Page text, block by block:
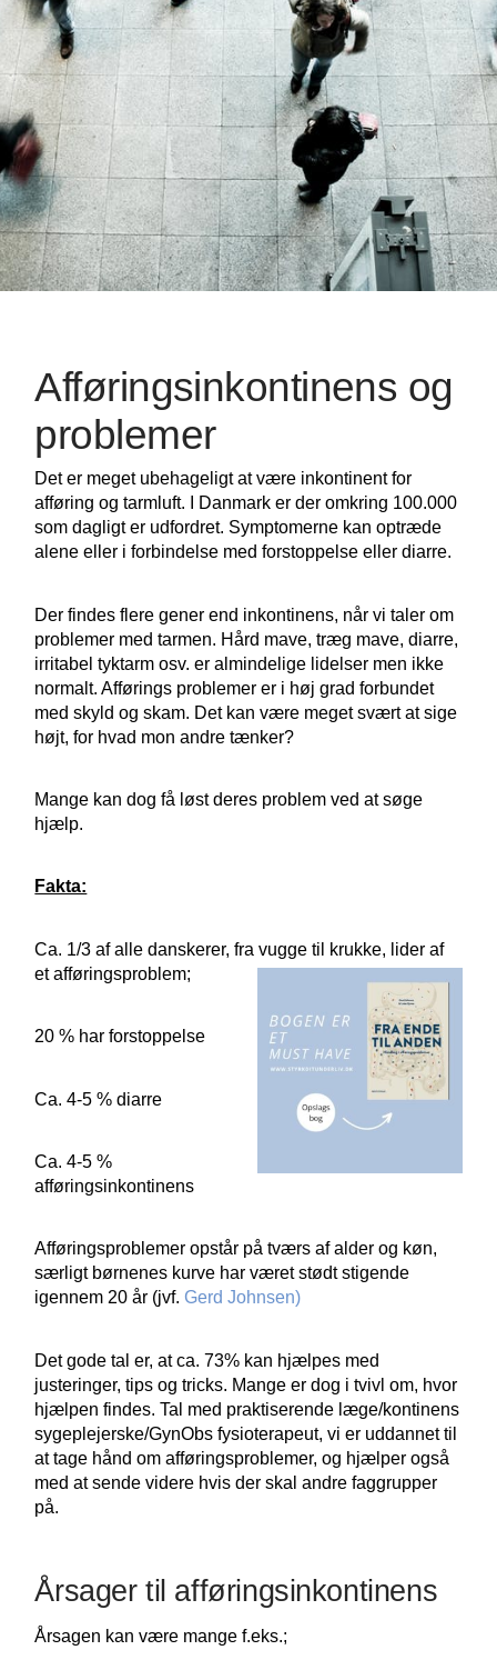
Afføringsinkontinens og
problemer
Det er meget ubehageligt at være inkontinent for
afføring og tarmluft. I Danmark er der omkring 100.000
som dagligt er udfordret. Symptomerne kan optræde
alene eller i forbindelse med forstoppelse eller diarre.
Der findes flere gener end inkontinens, når vi taler om
problemer med tarmen. Hård mave, træg mave, diarre,
irritabel tyktarm osv. er almindelige lidelser men ikke
normalt. Afførings problemer er i høj grad forbundet
med skyld og skam. Det kan være meget svært at sige
højt, for hvad mon andre tænker?
Mange kan dog få løst deres problem ved at søge
hjælp.
Fakta:
Ca. 1/3 af alle danskerer, fra vugge til krukke, lider af
et afføringsproblem;
20 % har forstoppelse
Ca. 4-5 % diarre
Ca. 4-5 %
afføringsinkontinens
Afføringsproblemer opstår på tværs af alder og køn,
særligt børnenes kurve har været stødt stigende
igennem 20 år (jvf.Gerd Johnsen)
Det gode tal er, at ca. 73% kan hjælpes med
justeringer, tips og tricks. Mange er dog i tvivl om, hvor
hjælpen findes. Tal med praktiserende læge/kontinens
sygeplejerske/GynObs fysioterapeut, vi er uddannet til
at tage hånd om afføringsproblemer, og hjælper også
med at sende videre hvis der skal andre faggrupper
på.
Årsager til afføringsinkontinens
Årsagen kan være mange f.eks.;